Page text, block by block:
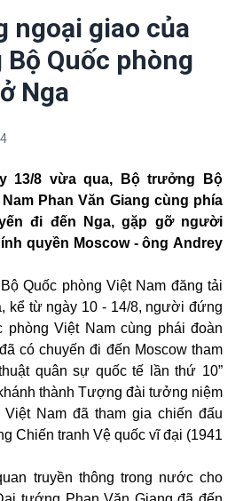
ngoại giao của
Quốc phòng
Nga
13/8 vừa qua, Bộ trưởng Bộ
Phan Văn Giang cùng phía
đi đến Nga, gặp gỡ người
quyền Moscow - ông Andrey
Quốc phòng Việt Nam đăng tải
kể từ ngày 10 - 14/8, người đứng
phòng Việt Nam cùng phái đoàn
có chuyến đi đến Moscow tham
quân sự quốc tế lần thứ 10”
thành Tượng đài tưởng niệm
Việt Nam đã tham gia chiến đấu
Chiến tranh Vệ quốc vĩ đại (1941
truyền thông trong nước cho